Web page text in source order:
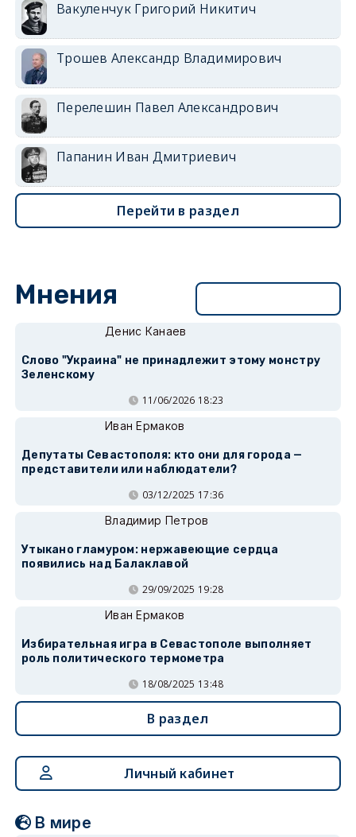
Вакуленчук Григорий Никитич
Трошев Александр Владимирович
Перелешин Павел Александрович
Папанин Иван Дмитриевич
Перейти в раздел
Мнения
Денис Канаев
Слово "Украина" не принадлежит этому монстру
Зеленскому
11/06/2026 18:23
Иван Ермаков
Депутаты Севастополя: кто они для города —
представители или наблюдатели?
03/12/2025 17:36
Владимир Петров
Утыкано гламуром: нержавеющие сердца
появились над Балаклавой
29/09/2025 19:28
Иван Ермаков
Избирательная игра в Севастополе выполняет
роль политического термометра
18/08/2025 13:48
В раздел
Личный кабинет
В мире